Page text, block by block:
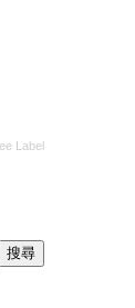
Label